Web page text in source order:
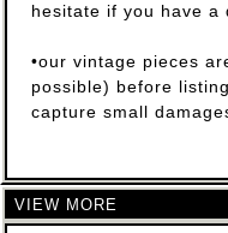
hesitate if you have a
•our vintage pieces
possible) before
capture small
VIEW MORE